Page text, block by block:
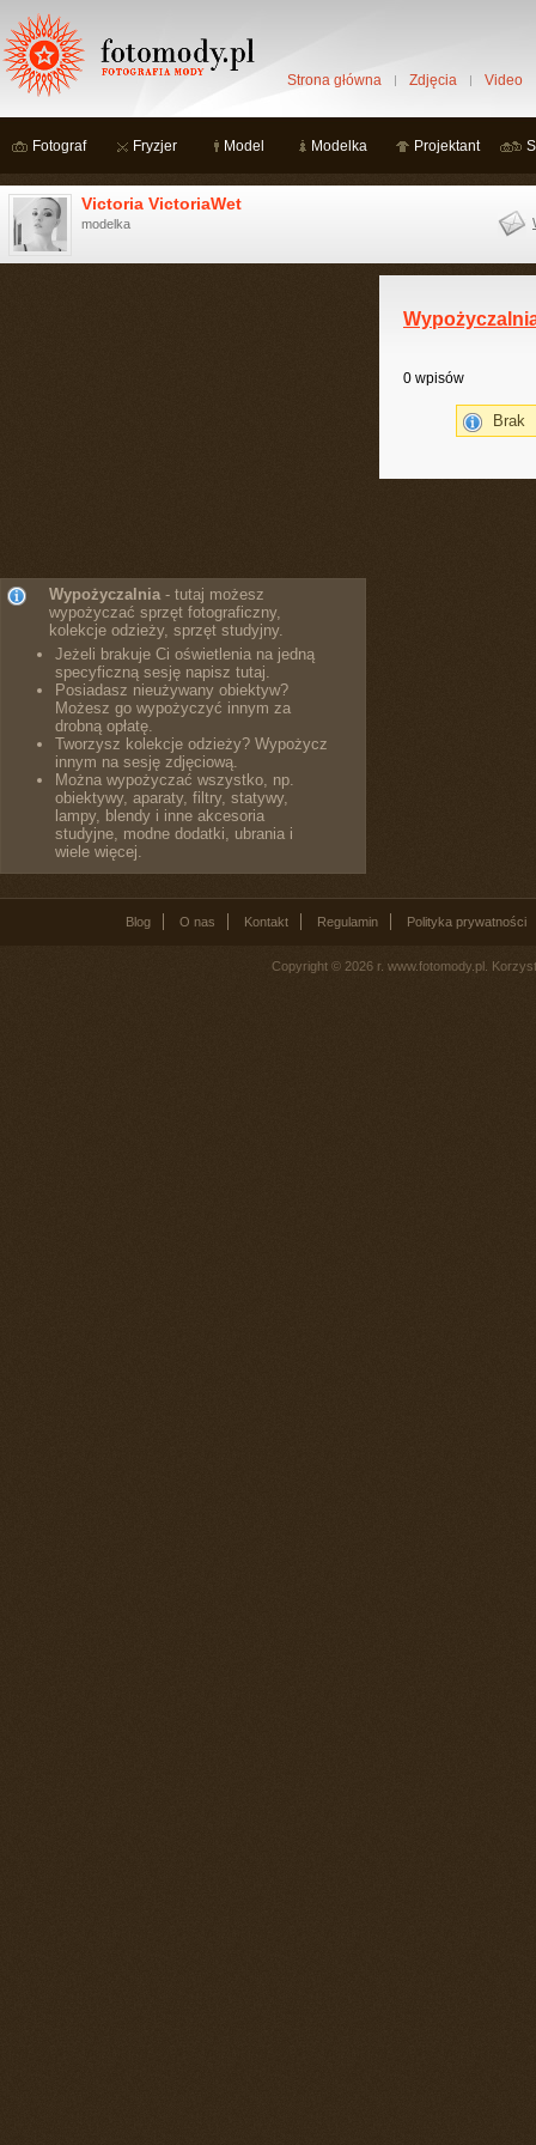
Strona główna Zdjęcia Video
Fotograf Fryzjer Model Modelka Projektant
Victoria VictoriaWet
modelka
Wypożyczalnia - tutaj możesz
wypożyczać sprzęt fotograficzny,
kolekcje odzieży, sprzęt studyjny.
Jeżeli brakuje Ci oświetlenia na jedną
specyficzną sesję napisz tutaj.
Posiadasz nieużywany obiektyw?
Możesz go wypożyczyć innym za
drobną opłatę.
Tworzysz kolekcje odzieży? Wypożycz
innym na sesję zdjęciową.
Można wypożyczać wszystko, np.
obiektywy, aparaty, filtry, statywy,
lampy, blendy i inne akcesoria
studyjne, modne dodatki, ubrania i
wiele więcej.
0 wpisów
Brak
Blog O nas Kontakt Regulamin Polityka prywatności
Copyright © 2026 r. www.fotomody.pl.